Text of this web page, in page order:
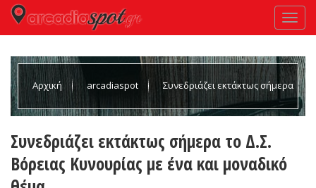
Αρχική arcadiaspot Συνεδριάζει εκτάκτως σήμερα
Συνεδριάζει εκτάκτως σήμερα το Δ.Σ.
Βόρειας Κυνουρίας με ένα και μοναδικό